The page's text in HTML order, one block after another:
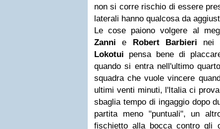
non si corre rischio di essere
laterali hanno qualcosa da
Le cose paiono volgere al
Zannie Robert Barbieri nei
Lokotui pensa bene di
quando si entra nell'ultimo
squadra che vuole vincere
ultimi venti minuti, l'Italia ci
sbaglia tempo di ingaggio dopo
partita meno "puntuali", un
fischietto alla bocca contro gli